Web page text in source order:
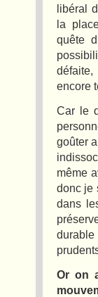
libéral
la
quête
encore
Car le
goûter
même
donc je
dans
Or on